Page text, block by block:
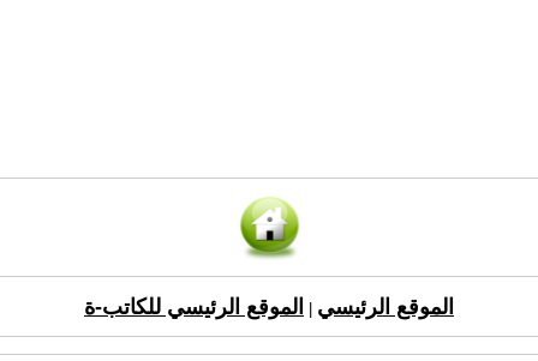
الموقع الرئيسي الموقع الرئيسي للكاتب-ة